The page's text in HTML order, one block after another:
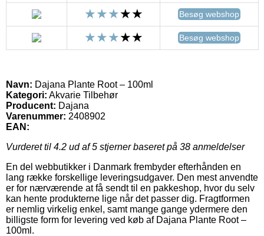
Besøg webshop
Besøg webshop
Navn: Dajana Plante Root – 100ml
Kategori: Akvarie Tilbehør
Producent: Dajana
Varenummer: 2408902
EAN:
Vurderet til 4.2 ud af 5 stjerner baseret på 38 anmeldelser
En del webbutikker i Danmark frembyder efterhånden en
lang række forskellige leveringsudgaver. Den mest anvendte
er for nærværende at få sendt til en pakkeshop, hvor du selv
kan hente produkterne lige når det passer dig. Fragtformen
er nemlig virkelig enkel, samt mange gange ydermere den
billigste form for levering ved køb af Dajana Plante Root –
100ml.